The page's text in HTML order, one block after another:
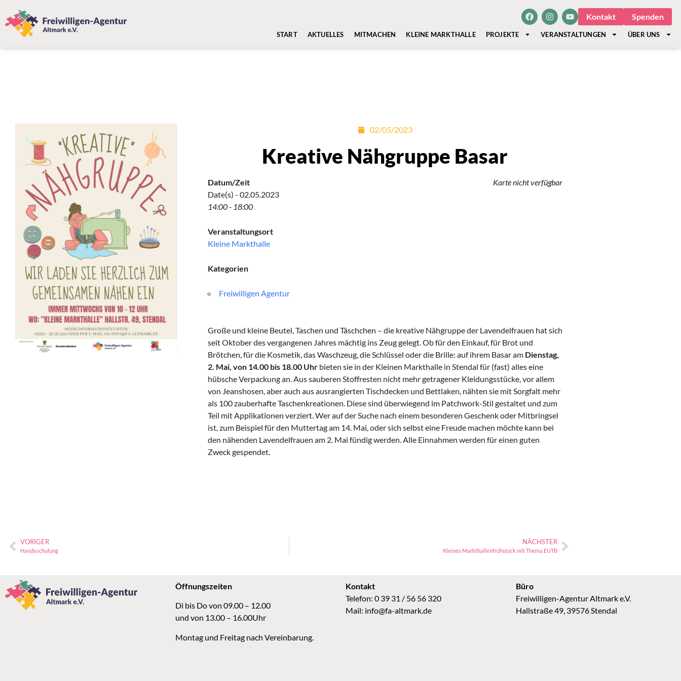
Kontakt Spenden
START AKTUELLES MITMACHEN KLEINE MARKTHALLE PROJEKTE VERANSTALTUNGEN ÜBER UNS
02/05/2023
Kreative Nähgruppe Basar
Karte nicht verfügbar
Datum/Zeit
Date(s) - 02.05.2023
14:00 - 18:00
Veranstaltungsort
Kleine Markthalle
Kategorien
Freiwilligen Agentur
Große und kleine Beutel, Taschen und Täschchen – die kreative Nähgruppe der Lavendelfrauen hat sich
seit Oktober des vergangenen Jahres mächtig ins Zeug gelegt. Ob für den Einkauf, für Brot und
Brötchen, für die Kosmetik, das Waschzeug, die Schlüssel oder die Brille: auf ihrem Basar am Dienstag,
2. Mai, von 14.00 bis 18.00 Uhrbieten sie in der Kleinen Markthalle in Stendal für (fast) alles eine
hübsche Verpackung an. Aus sauberen Stoffresten nicht mehr getragener Kleidungsstücke, vor allem
von Jeanshosen, aber auch aus ausrangierten Tischdecken und Bettlaken, nähten sie mit Sorgfalt mehr
als 100 zauberhafte Taschenkreationen. Diese sind überwiegend im Patchwork-Stil gestaltet und zum
Teil mit Applikationen verziert. Wer auf der Suche nach einem besonderen Geschenk oder Mitbringsel
ist, zum Beispiel für den Muttertag am 14. Mai, oder sich selbst eine Freude machen möchte kann bei
den nähenden Lavendelfrauen am 2. Mai fündig werden. Alle Einnahmen werden für einen guten
Zweck gespendet.
VORIGER
Handyschulung
NÄCHSTER
Kleines Markthallenfrühstück mit Thema EUTB
Öffnungszeiten
Di bis Do von 09.00 – 12.00
und von 13.00 – 16.00Uhr
Montag und Freitag nach Vereinbarung.
Kontakt
Telefon: 0 39 31 / 56 56 320
Mail: info@fa-altmark.de
Büro
Freiwilligen-Agentur Altmark e.V.
Hallstraße 49, 39576 Stendal